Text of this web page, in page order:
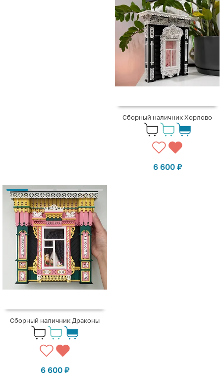
Сборный наличник Хорлово
6 600 ₽
Сборный наличник Драконы
6 600 ₽